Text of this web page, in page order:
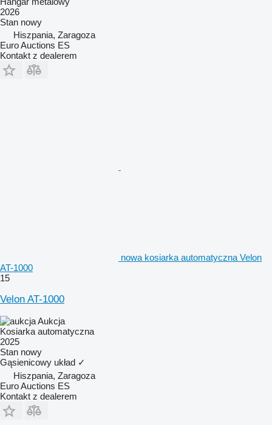
2026
Stan nowy
Hiszpania, Zaragoza
Euro Auctions ES
Kontakt z dealerem
nowa kosiarka automatyczna Velon
AT-1000
15
Velon AT-1000
Aukcja
Kosiarka automatyczna
2025
Stan nowy
Gąsienicowy układ ✓
Hiszpania, Zaragoza
Euro Auctions ES
Kontakt z dealerem